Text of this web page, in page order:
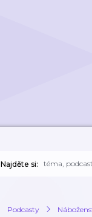
Najděte si:
Podcasty